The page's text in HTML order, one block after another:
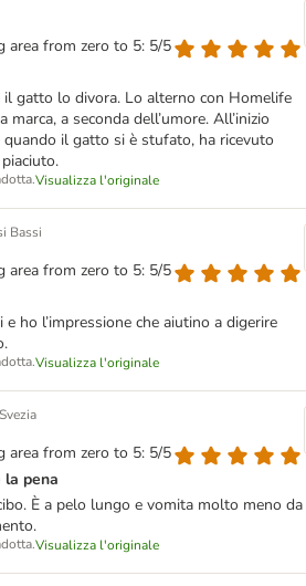
area from zero to 5: 5/5
il gatto lo divora. Lo alterno con Homelife
a seconda dell’umore. All’inizio
il gatto si è stufato, ha ricevuto
Visualizza l'originale
Bassi
area from zero to 5: 5/5
ho l’impressione che aiutino a digerire
Visualizza l'originale
Svezia
area from zero to 5: 5/5
la pena
È a pelo lungo e vomita molto meno da
Visualizza l'originale